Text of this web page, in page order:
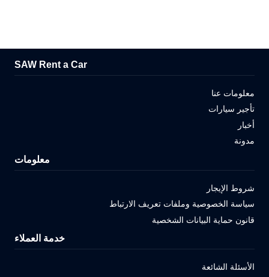
SAW Rent a Car
معلومات عنا
تأجير سيارات
أخبار
مدونة
معلومات
شروط الإيجار
سياسة الخصوصية وملفات تعريف الارتباط
قانون حماية البيانات الشخصية
خدمة العملاء
الأسئلة الشائعة